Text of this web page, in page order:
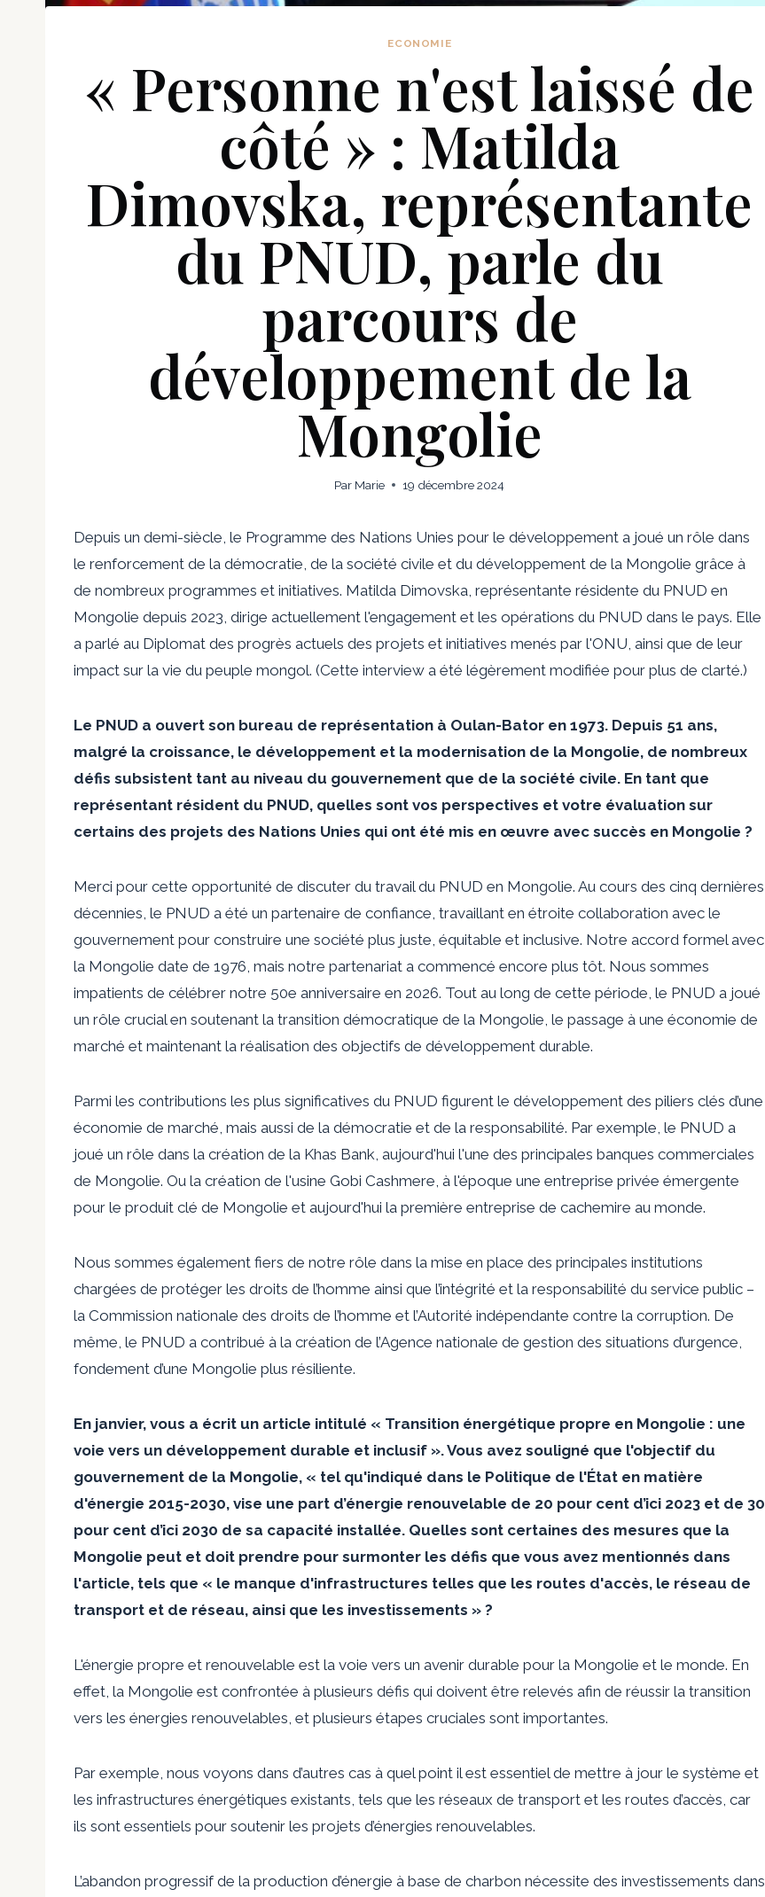
ECONOMIE
« Personne n'est laissé de
côté » : Matilda
Dimovska, représentante
du PNUD, parle du
parcours de
développement de la
Mongolie
Par Marie 19 décembre 2024
Depuis un demi-siècle, le Programme des Nations Unies pour le développement a joué un rôle dans
le renforcement de la démocratie, de la société civile et du développement de la Mongolie grâce à
de nombreux programmes et initiatives. Matilda Dimovska, représentante résidente du PNUD en
Mongolie depuis 2023, dirige actuellement l'engagement et les opérations du PNUD dans le pays. Elle
a parlé au Diplomat des progrès actuels des projets et initiatives menés par l'ONU, ainsi que de leur
impact sur la vie du peuple mongol. (Cette interview a été légèrement modifiée pour plus de clarté.)
Le PNUD a ouvert son bureau de représentation à Oulan-Bator en 1973. Depuis 51 ans,
malgré la croissance, le développement et la modernisation de la Mongolie, de nombreux
défis subsistent tant au niveau du gouvernement que de la société civile. En tant que
représentant résident du PNUD, quelles sont vos perspectives et votre évaluation sur
certains des projets des Nations Unies qui ont été mis en œuvre avec succès en Mongolie ?
Merci pour cette opportunité de discuter du travail du PNUD en Mongolie. Au cours des cinq dernières
décennies, le PNUD a été un partenaire de confiance, travaillant en étroite collaboration avec le
gouvernement pour construire une société plus juste, équitable et inclusive. Notre accord formel avec
la Mongolie date de 1976, mais notre partenariat a commencé encore plus tôt. Nous sommes
impatients de célébrer notre 50e anniversaire en 2026. Tout au long de cette période, le PNUD a joué
un rôle crucial en soutenant la transition démocratique de la Mongolie, le passage à une économie de
marché et maintenant la réalisation des objectifs de développement durable.
Parmi les contributions les plus significatives du PNUD figurent le développement des piliers clés d’une
économie de marché, mais aussi de la démocratie et de la responsabilité. Par exemple, le PNUD a
joué un rôle dans la création de la Khas Bank, aujourd'hui l'une des principales banques commerciales
de Mongolie. Ou la création de l'usine Gobi Cashmere, à l'époque une entreprise privée émergente
pour le produit clé de Mongolie et aujourd'hui la première entreprise de cachemire au monde.
Nous sommes également fiers de notre rôle dans la mise en place des principales institutions
chargées de protéger les droits de l’homme ainsi que l’intégrité et la responsabilité du service public –
la Commission nationale des droits de l’homme et l’Autorité indépendante contre la corruption. De
même, le PNUD a contribué à la création de l’Agence nationale de gestion des situations d’urgence,
fondement d’une Mongolie plus résiliente.
En janvier, vous a écrit un article intitulé « Transition énergétique propre en Mongolie : une
voie vers un développement durable et inclusif ». Vous avez souligné que l'objectif du
gouvernement de la Mongolie, « tel qu'indiqué dans le Politique de l'État en matière
d'énergie 2015-2030, vise une part d’énergie renouvelable de 20 pour cent d’ici 2023 et de 30
pour cent d’ici 2030 de sa capacité installée. Quelles sont certaines des mesures que la
Mongolie peut et doit prendre pour surmonter les défis que vous avez mentionnés dans
l'article, tels que « le manque d'infrastructures telles que les routes d'accès, le réseau de
transport et de réseau, ainsi que les investissements » ?
L'énergie propre et renouvelable est la voie vers un avenir durable pour la Mongolie et le monde. En
effet, la Mongolie est confrontée à plusieurs défis qui doivent être relevés afin de réussir la transition
vers les énergies renouvelables, et plusieurs étapes cruciales sont importantes.
Par exemple, nous voyons dans d’autres cas à quel point il est essentiel de mettre à jour le système et
les infrastructures énergétiques existants, tels que les réseaux de transport et les routes d’accès, car
ils sont essentiels pour soutenir les projets d’énergies renouvelables.
L’abandon progressif de la production d’énergie à base de charbon nécessite des investissements dans